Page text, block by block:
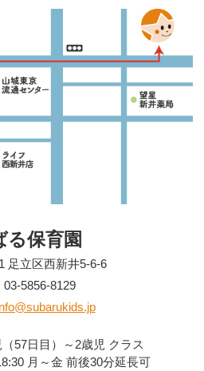
る保育園
足立区西新井5-6-6
03-5856-8129
（57日目）～2歳児 クラス
月～金 前後30分延長可